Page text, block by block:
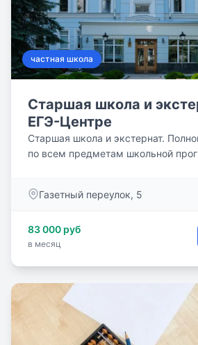
частная школа
Старшая школа и
ЕГЭ-Центре
Старшая школа и экстернат.
по всем предметам школьной
Газетный переулок, 5
83 000 руб
в месяц